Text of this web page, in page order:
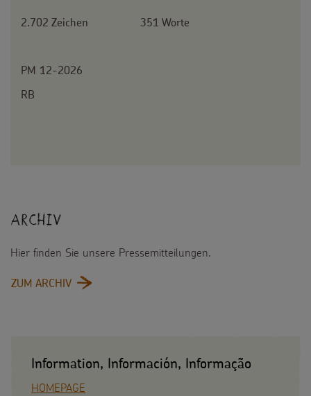
2.702 Zeichen 351 Worte
PM 12-2026
RB
Archiv
Hier finden Sie unsere Pressemitteilungen.
ZUM ARCHIV:
Information, Información, Informação
HOMEPAGE